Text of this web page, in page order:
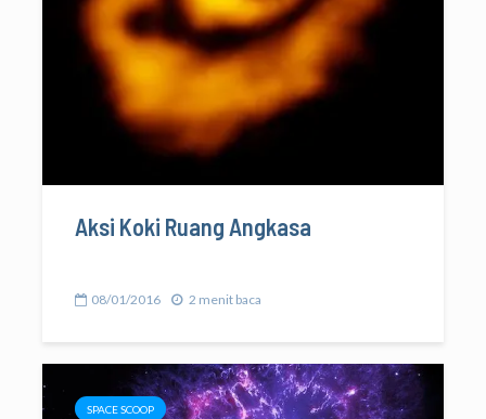
Aksi Koki Ruang Angkasa
08/01/2016 2 menit baca
SPACE SCOOP